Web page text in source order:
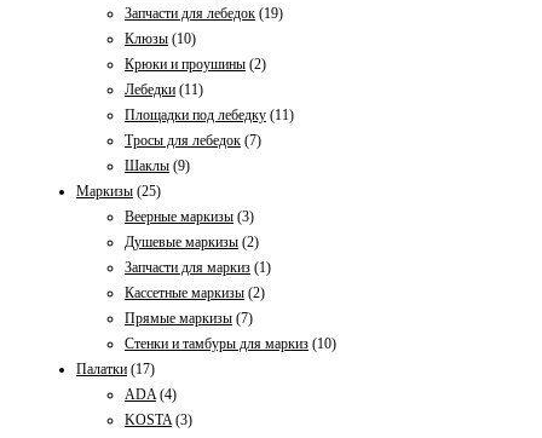
Запчасти для лебедок (19)
Клюзы (10)
Крюки и проушины (2)
Лебедки (11)
Площадки под лебедку (11)
Тросы для лебедок (7)
Шаклы (9)
Маркизы (25)
Веерные маркизы (3)
Душевые маркизы (2)
Запчасти для маркиз (1)
Кассетные маркизы (2)
Прямые маркизы (7)
Стенки и тамбуры для маркиз (10)
Палатки (17)
ADA (4)
KOSTA (3)